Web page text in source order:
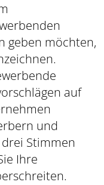
geben möchten,
auf
und
Stimmen
Ihre